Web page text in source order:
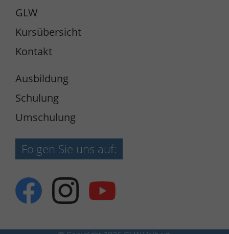
GLW
Kursübersicht
Kontakt
Ausbildung
Schulung
Umschulung
Folgen Sie uns auf: